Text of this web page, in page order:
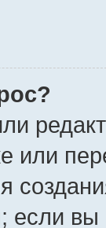
или
если